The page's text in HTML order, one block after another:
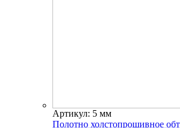
Артикул: 5 мм
Полотно холстопрошивное